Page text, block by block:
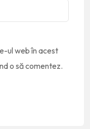
ul web în acest
o să comentez.